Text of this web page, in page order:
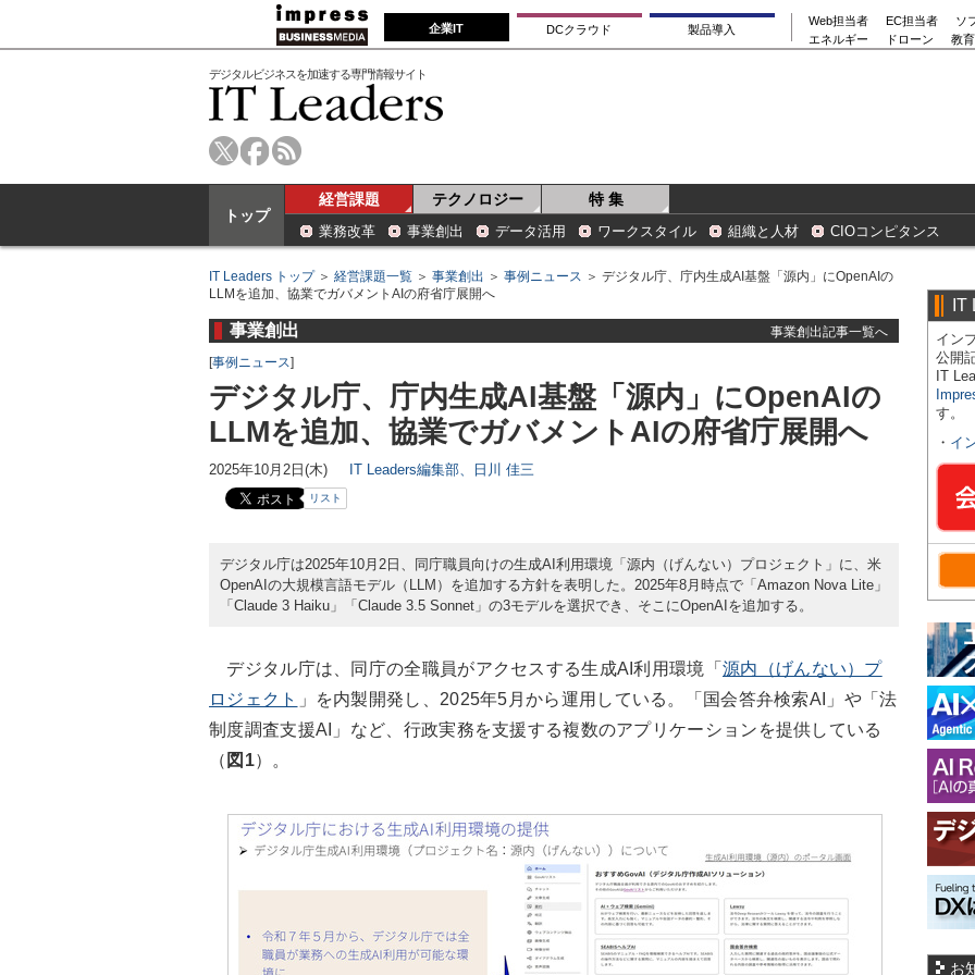
企業IT DCクラウド 製品導入
Web担当者 EC担当者
ソ
エネルギー
ドローン 教
デジタルビジネスを加速する専門情報サイト
トップ
経営課題 テクノロジー 特 集
業務改革 事業創出 データ活用 ワークスタイル 組織と人材 CIOコンピタンス
IT Leaders トップ＞ 経営課題一覧 ＞ 事業創出 ＞ 事例ニュース ＞ デジタル庁、庁内生成AI基盤「源内」にOpenAIの
LLMを追加、協業でガバメントAIの府省庁展開へ
事業創出
事業創出記事一覧へ
[事例ニュース]
デジタル庁、庁内生成AI基盤「源内」にOpenAIの
LLMを追加、協業でガバメントAIの府省庁展開へ
2025年10月2日(木) IT Leaders編集部、日川 佳三
リスト
デジタル庁は2025年10月2日、同庁職員向けの生成AI利用環境「源内（げんない）プロジェクト」に、米
OpenAIの大規模言語モデル（LLM）を追加する方針を表明した。2025年8月時点で「Amazon Nova Lite」
「Claude 3 Haiku」「Claude 3.5 Sonnet」の3モデルを選択でき、そこにOpenAIを追加する。
デジタル庁は、同庁の全職員がアクセスする生成AI利用環境「 源内（げんない）プ
ロジェクト
」を内製開発し、2025年5月から運用している。「国会答弁検索AI」や「法
制度調査支援AI」など、行政実務を支援する複数のアプリケーションを提供している
（ 図1）。
IT
イン
公開
IT
す。
・ イ
お